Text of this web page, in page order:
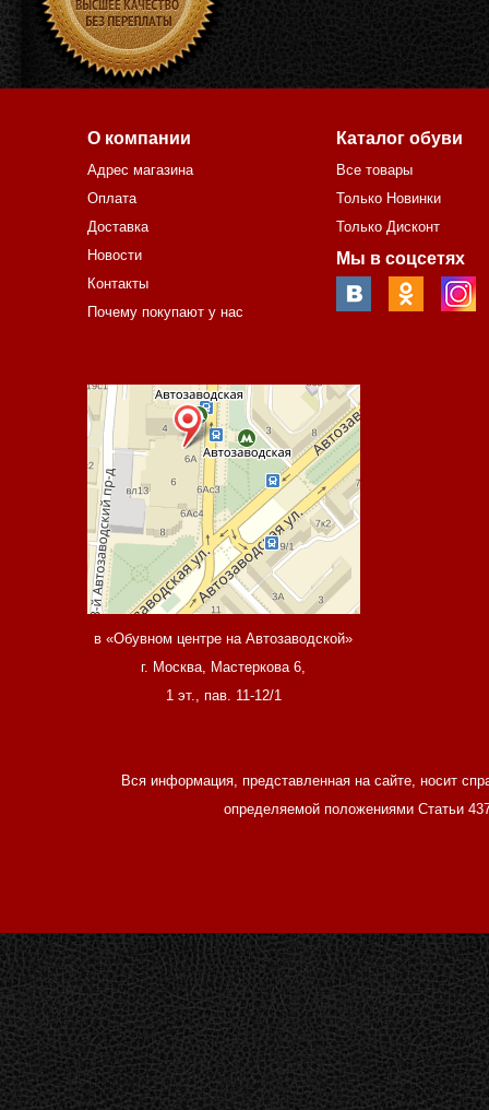
О компании
Адрес магазина
Оплата
Доставка
Новости
Контакты
Почему покупают у нас
Каталог обуви
Все товары
Только Новинки
Только Дисконт
Мы в соцсетях
в «Обувном центре на Автозаводской»
г. Москва, Мастеркова 6,
1 эт., пав. 11-12/1
Вся информация, представленная на сайте, носит
определяемой положениями Статьи